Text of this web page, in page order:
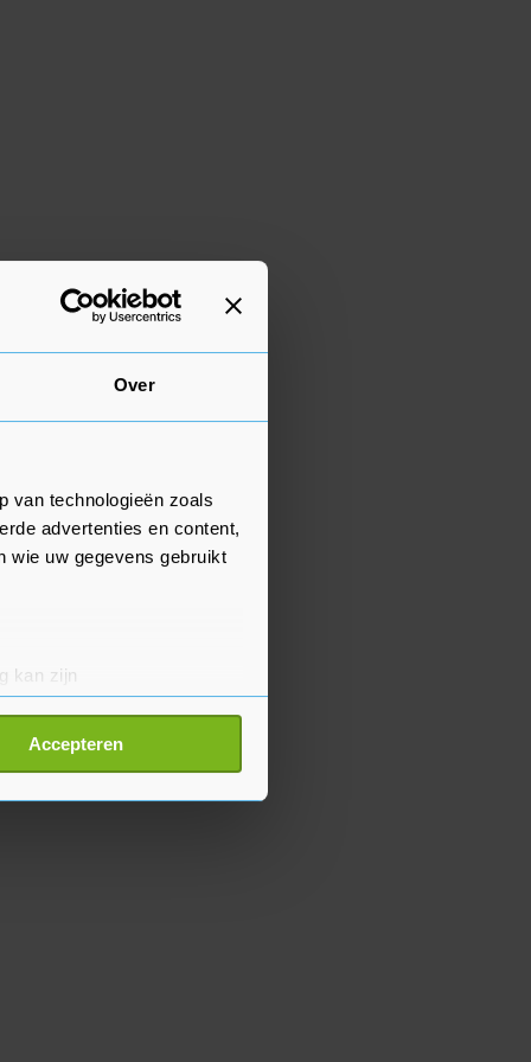
Over
van technologieën zoals
advertenties en content,
wie uw gegevens gebruikt
kan zijn
detailgedeelte
cookiepagina kun je
Accepteren